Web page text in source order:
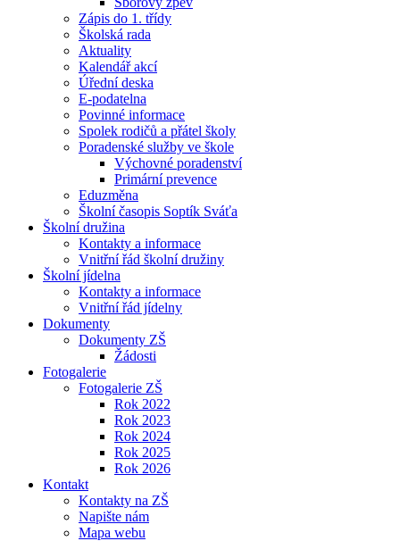
Zápis do 1. třídy
Školská rada
Aktuality
Kalendář akcí
Úřední deska
E-podatelna
Povinné informace
Spolek rodičů a přátel školy
Poradenské služby ve škole
Výchovné poradenství
Primární prevence
Eduzměna
Školní časopis Soptík Sváťa
Školní družina
Kontakty a informace
Vnitřní řád školní družiny
Školní jídelna
Kontakty a informace
Vnitřní řád jídelny
Dokumenty
Dokumenty ZŠ
Žádosti
Fotogalerie
Fotogalerie ZŠ
Rok 2022
Rok 2023
Rok 2024
Rok 2025
Rok 2026
Kontakt
Kontakty na ZŠ
Napište nám
Mapa webu